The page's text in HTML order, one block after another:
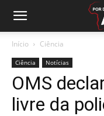
Início Ciência
Ciência Notícias
OMS
livre da